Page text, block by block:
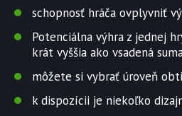
schopnosť hráča ovplyvniť
Potenciálna výhra z jednej
krát vyššia ako vsadená
môžete si vybrať úroveň
k dispozícii je niekoľko